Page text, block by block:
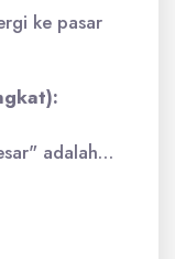
ke pasar
adalah…